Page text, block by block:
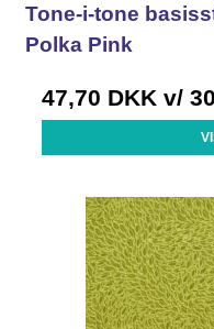
Tone-i-tone
Polka Pink
47,70 DKK v/